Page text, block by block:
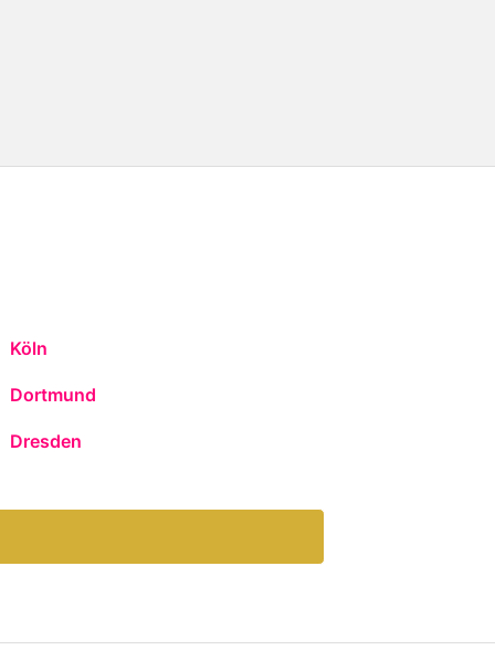
Köln
Dortmund
Dresden